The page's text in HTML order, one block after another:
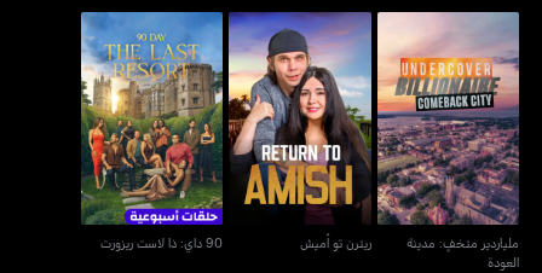
ملياردير متخفٍ: مدينة
العودة
ملياردير متخفٍ: مدينة
العودة
ريترن تو أميش
ريترن تو أميش
90 داي: ذا لاست ريزورت
90 داي: ذا لاست ريزورت